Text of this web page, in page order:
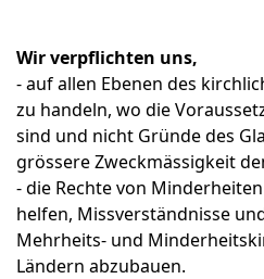
Wir verpflichten uns,
- auf allen Ebenen des
zu handeln, wo die
sind und nicht Gründe des
grössere Zweckmässigkeit
- die Rechte von
helfen, Missverständnisse
Mehrheits- und
Ländern abzubauen.